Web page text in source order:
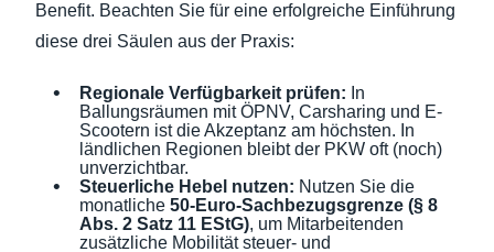
Benefit. Beachten Sie für eine erfolgreiche Einführung
diese drei Säulen aus der Praxis:
Regionale Verfügbarkeit prüfen: In
Ballungsräumen mit ÖPNV, Carsharing und E-
Scootern ist die Akzeptanz am höchsten. In
ländlichen Regionen bleibt der PKW oft (noch)
unverzichtbar.
Steuerliche Hebel nutzen: Nutzen Sie die
monatliche 50-Euro-Sachbezugsgrenze (§ 8
Abs. 2 Satz 11 EStG), um Mitarbeitenden
zusätzliche Mobilität steuer- und